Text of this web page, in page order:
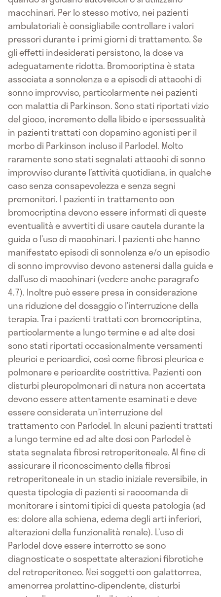
macchinari. Per lo stesso motivo, nei pazienti
ambulatoriali è consigliabile controllare i valori
pressori durante i primi giorni di trattamento. Se
gli effetti indesiderati persistono, la dose va
adeguatamente ridotta. Bromocriptina è stata
associata a sonnolenza e a episodi di attacchi di
sonno improvviso, particolarmente nei pazienti
con malattia di Parkinson. Sono stati riportati vizio
del gioco, incremento della libido e ipersessualità
in pazienti trattati con dopamino agonisti per il
morbo di Parkinson incluso il Parlodel. Molto
raramente sono stati segnalati attacchi di sonno
improvviso durante l’attività quotidiana, in qualche
caso senza consapevolezza e senza segni
premonitori. I pazienti in trattamento con
bromocriptina devono essere informati di queste
eventualità e avvertiti di usare cautela durante la
guida o l’uso di macchinari. I pazienti che hanno
manifestato episodi di sonnolenza e/o un episodio
di sonno improvviso devono astenersi dalla guida e
dall’uso di macchinari (vedere anche paragrafo
4.7). Inoltre può essere presa in considerazione
una riduzione del dosaggio o l’interruzione della
terapia. Tra i pazienti trattati con bromocriptina,
particolarmente a lungo termine e ad alte dosi
sono stati riportati occasionalmente versamenti
pleurici e pericardici, così come fibrosi pleurica e
polmonare e pericardite costrittiva. Pazienti con
disturbi pleuropolmonari di natura non accertata
devono essere attentamente esaminati e deve
essere considerata un’interruzione del
trattamento con Parlodel. In alcuni pazienti trattati
a lungo termine ed ad alte dosi con Parlodel è
stata segnalata fibrosi retroperitoneale. Al fine di
assicurare il riconoscimento della fibrosi
retroperitoneale in un stadio iniziale reversibile, in
questa tipologia di pazienti si raccomanda di
monitorare i sintomi tipici di questa patologia (ad
es: dolore alla schiena, edema degli arti inferiori,
alterazioni della funzionalità renale). L’uso di
Parlodel dove essere interrotto se sono
diagnosticate o sospettate alterazioni fibrotiche
del retroperitoneo. Nei soggetti con galattorrea,
amenorrea prolattino-dipendente, disturbi